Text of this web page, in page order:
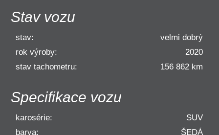
Stav vozu
stav:
velmi dobrý
rok výroby:
2020
stav tachometru:
156 862 km
Specifikace vozu
karosérie:
SUV
barva:
ŠEDÁ